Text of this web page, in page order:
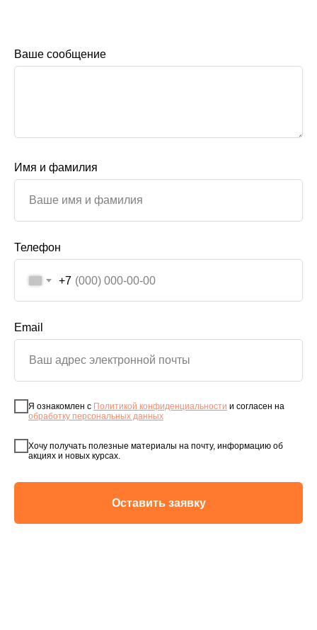
Ваше сообщение
Имя и фамилия
Телефон
+7
Email
Я ознакомлен с Политикой конфиденциальности и согласен на
обработку персональных данных
Хочу получать полезные материалы на почту, информацию об
акциях и новых курсах.
Оставить заявку